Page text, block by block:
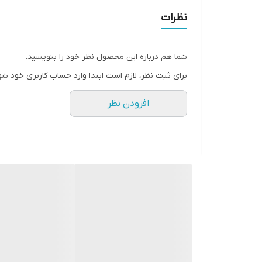
نظرات
شما هم درباره این محصول نظر خود را بنویسید.
برای ثبت نظر، لازم است ابتدا وارد حساب کاربری خود
افزودن نظر